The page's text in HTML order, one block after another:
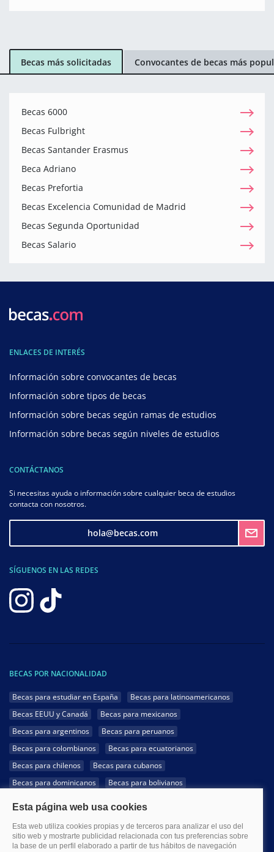
Becas más solicitadas Convocantes de becas más
Becas 6000
Becas Fulbright
Becas Santander Erasmus
Beca Adriano
Becas Prefortia
Becas Excelencia Comunidad de Madrid
Becas Segunda Oportunidad
Becas Salario
ENLACES DE INTERÉS
Información sobre convocantes de becas
Información sobre tipos de becas
Información sobre becas según ramas de estudios
Información sobre becas según niveles de estudios
CONTÁCTANOS
Si necesitas ayuda o información sobre cualquier beca de estudios
contacta con nosotros.
hola@becas.com
SÍGUENOS EN LAS REDES
BECAS POR NACIONALIDAD
Becas para estudiar en España
Becas para latinoamericanos
Becas EEUU y Canadá
Becas para mexicanos
Becas para argentinos
Becas para peruanos
Becas para colombianos
Becas para ecuatorianos
Becas para chilenos
Becas para cubanos
Becas para dominicanos
Becas para bolivianos
Becas para hondureños
Becas para paraguayos